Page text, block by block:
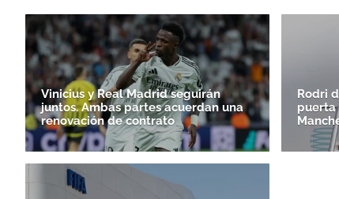
Vinicius y Real Madrid seguirán
juntos. Ambas partes acuerdan una
renovación de contrato
Rodri
puerta